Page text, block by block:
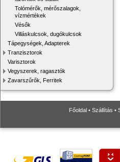
Tolómérők, mérőszalagok,
vízmértékek
Vésők
Villáskulcsok, dugókulcsok
Tápegységek, Adapterek
Tranzisztorok
Varisztorok
Vegyszerek, ragasztók
Zavarszűrők, Ferritek
Főoldal • Szállítás •